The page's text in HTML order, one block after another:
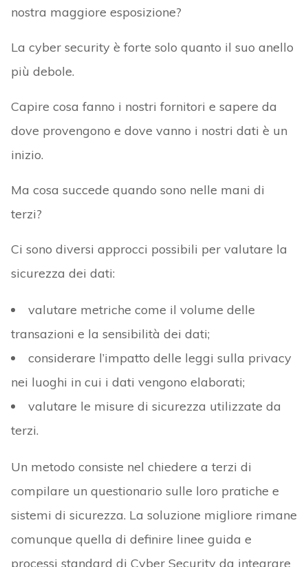
nostra maggiore esposizione?
La cyber security è forte solo quanto il suo anello
più debole.
Capire cosa fanno i nostri fornitori e sapere da
dove provengono e dove vanno i nostri dati è un
inizio.
Ma cosa succede quando sono nelle mani di
terzi?
Ci sono diversi approcci possibili per valutare la
sicurezza dei dati:
valutare metriche come il volume delle
transazioni e la sensibilità dei dati;
considerare l’impatto delle leggi sulla privacy
nei luoghi in cui i dati vengono elaborati;
valutare le misure di sicurezza utilizzate da
terzi.
Un metodo consiste nel chiedere a terzi di
compilare un questionario sulle loro pratiche e
sistemi di sicurezza. La soluzione migliore rimane
comunque quella di definire linee guida e
processi standard di Cyber Security da integrare